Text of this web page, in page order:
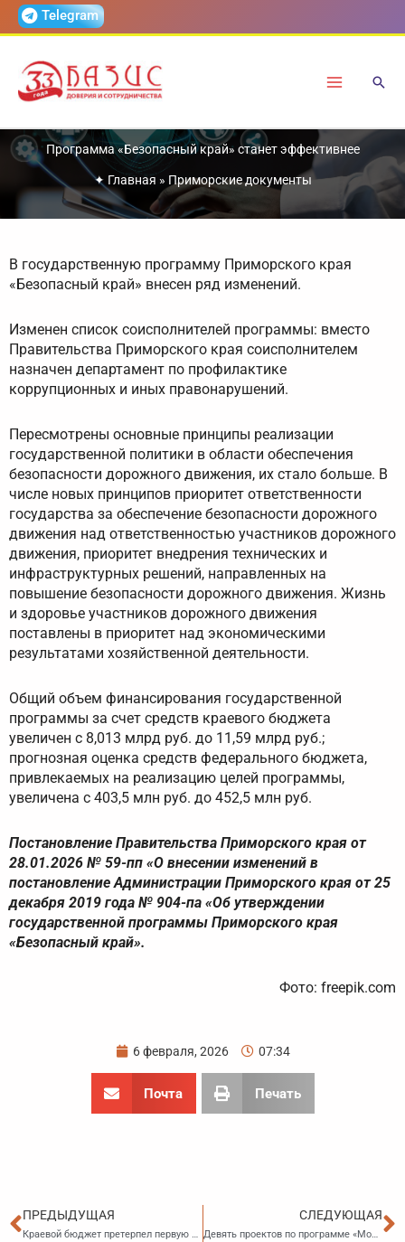
ПерейтиTelegram
Программа «Безопасный край» станет эффективнее
✦ Главная » Приморские документы
В государственную программу Приморского края
«Безопасный край» внесен ряд изменений.
Изменен список соисполнителей программы: вместо
Правительства Приморского края соисполнителем
назначен департамент по профилактике
коррупционных и иных правонарушений.
Пересмотрены основные принципы реализации
государственной политики в области обеспечения
безопасности дорожного движения, их стало больше. В
числе новых принципов приоритет ответственности
государства за обеспечение безопасности дорожного
движения над ответственностью участников дорожного
движения, приоритет внедрения технических и
инфраструктурных решений, направленных на
повышение безопасности дорожного движения. Жизнь
и здоровье участников дорожного движения
поставлены в приоритет над экономическими
результатами хозяйственной деятельности.
Общий объем финансирования государственной
программы за счет средств краевого бюджета
увеличен с 8,013 млрд руб. до 11,59 млрд руб.;
прогнозная оценка средств федерального бюджета,
привлекаемых на реализацию целей программы,
увеличена с 403,5 млн руб. до 452,5 млн руб.
Постановление Правительства Приморского края от
28.01.2026 № 59-пп «О внесении изменений в
постановление Администрации Приморского края от 25
декабря 2019 года № 904-па «Об утверждении
государственной программы Приморского края
«Безопасный край».
Фото: freepik.com
6 февраля, 2026 07:34
Почта Печать
Пред
ПРЕДЫДУЩАЯ
Краевой бюджет претерпел первую в этом году корректировку
СЛЕДУЮЩАЯ
Девять проектов по программе «Молодежный бюджет» стали победителями во Владивостоке